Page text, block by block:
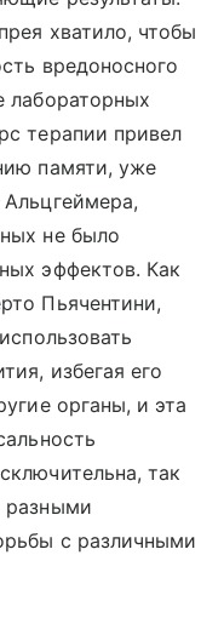
хватило, чтобы
вредоносного
лабораторных
терапии привел
памяти, уже
не было
эффектов. Как
Пьячентини,
избегая его
органы, и эта
так
разными
с различными